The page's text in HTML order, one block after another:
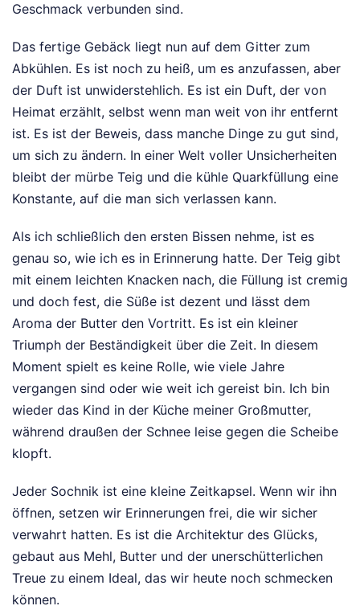
Geschmack verbunden sind.
Das fertige Gebäck liegt nun auf dem Gitter zum
Abkühlen. Es ist noch zu heiß, um es anzufassen, aber
der Duft ist unwiderstehlich. Es ist ein Duft, der von
Heimat erzählt, selbst wenn man weit von ihr entfernt
ist. Es ist der Beweis, dass manche Dinge zu gut sind,
um sich zu ändern. In einer Welt voller Unsicherheiten
bleibt der mürbe Teig und die kühle Quarkfüllung eine
Konstante, auf die man sich verlassen kann.
Als ich schließlich den ersten Bissen nehme, ist es
genau so, wie ich es in Erinnerung hatte. Der Teig gibt
mit einem leichten Knacken nach, die Füllung ist cremig
und doch fest, die Süße ist dezent und lässt dem
Aroma der Butter den Vortritt. Es ist ein kleiner
Triumph der Beständigkeit über die Zeit. In diesem
Moment spielt es keine Rolle, wie viele Jahre
vergangen sind oder wie weit ich gereist bin. Ich bin
wieder das Kind in der Küche meiner Großmutter,
während draußen der Schnee leise gegen die Scheibe
klopft.
Jeder Sochnik ist eine kleine Zeitkapsel. Wenn wir ihn
öffnen, setzen wir Erinnerungen frei, die wir sicher
verwahrt hatten. Es ist die Architektur des Glücks,
gebaut aus Mehl, Butter und der unerschütterlichen
Treue zu einem Ideal, das wir heute noch schmecken
können.